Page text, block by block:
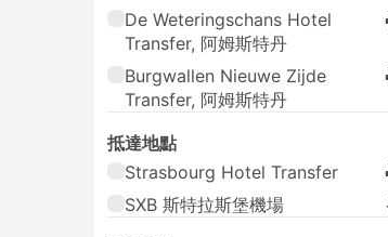
De Weteringschans Hotel
Transfer, 阿姆斯特丹
Burgwallen Nieuwe Zijde
Transfer, 阿姆斯特丹
抵達地點
Strasbourg Hotel Transfer
SXB 斯特拉斯堡機場